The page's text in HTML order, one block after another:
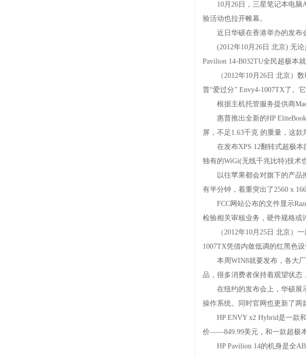
10月26日，三星笔记本电脑
验活动也拉开帷幕。
近日华硕在香港举办的发布会
(2012年10月26日北京)无论
Pavilion14-B032TU全民超极本
（2012年10月26日北京）数
普“爱过分”Envy4-1007TX了。
根据主机托管服务提供商
惠普推出全新的
屏，不足1.63千克的重量，这
在发布XPS12翻转式超极本的
独有的WiGi(无线千兆比特)技术
以往苹果都会对旗下的产品推
有半分钟，着重突出了
FCC网站公布的文件显示
检验相关审核业务，硬件规格或
（2012年10月25日北京）一
1007TX凭借内敛低调的红黑色
本周WIN8就要发布，各大厂
品，很多消费者保持着观望状
在纽约的发布会上，华硕展示
操作系统。同时官网也更新了
HPENVYx2Hybrid是一款和华
价——849.99美元，和一款超极
HPPavilion14的机身是全ABS